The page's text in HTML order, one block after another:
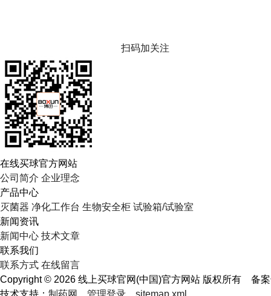
扫码加关注
在线买球官方网站
公司简介 企业理念
产品中心
灭菌器 净化工作台 生物安全柜 试验箱/试验室
新闻资讯
新闻中心 技术文章
联系我们
联系方式 在线留言
Copyright © 2026 线上买球官网(中国)官方网站 版权所有 备案
技术支持： 制药网 管理登录 sitemap.xml